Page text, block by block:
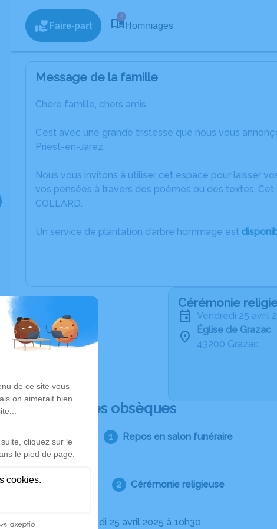
Faire-part
4
Hommages
Message de la famille
Chère famille, chers amis,
C’est avec une grande tristesse que nous vous
Priest-en-Jarez.
Nous vous invitons à utiliser cet espace pour laisser
vos pensées à travers des poèmes ou des textes.
COLLARD.
Un service de plantation d’arbre hommage est
Cérémonie
vendredi 25 avril
Église de Grazac
43200 Grazac
Déroulé des obsèques
Repos en salon funéraire
Cérémonie religieuse
Le vendredi 25 avril 2025 à 10h30